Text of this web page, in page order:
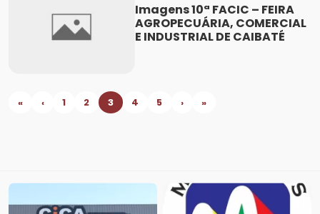
Imagens 10ª FACIC – FEIRA
AGROPECUÁRIA, COMERCIAL
E INDUSTRIAL DE CAIBATÉ
« ‹ 1 2 3 4 5 › »